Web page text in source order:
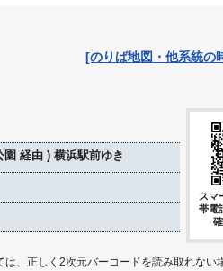
[のりば地図・他系統の
園 経由 ) 横浜駅前ゆき
スマ
帯電
、正しく2次元バーコードを読み取れない